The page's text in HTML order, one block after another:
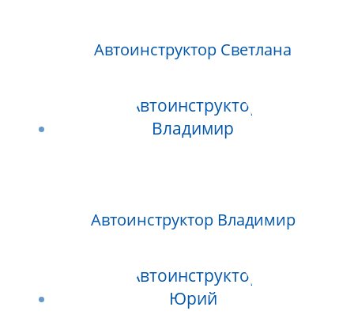
Автоинструктор Светлана
Автоинструктор Владимир